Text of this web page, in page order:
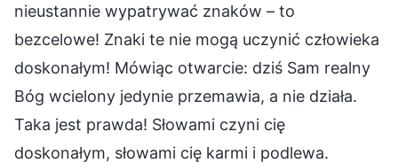
nieustannie wypatrywać znaków – to
bezcelowe! Znaki te nie mogą uczynić człowieka
doskonałym! Mówiąc otwarcie: dziś Sam realny
Bóg wcielony jedynie przemawia, a nie działa.
Taka jest prawda! Słowami czyni cię
doskonałym, słowami cię karmi i podlewa.